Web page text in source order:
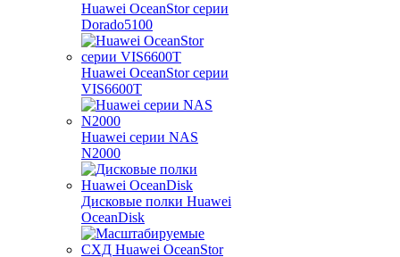
Huawei OceanStor серии
Dorado5100
Huawei OceanStor серии
VIS6600T
Huawei серии NAS
N2000
Дисковые полки Huawei
OceanDisk